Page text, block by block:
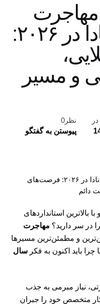
مهاجرت
تحصیلی به کانادا در ۲۰۲۶:
و مسیر
نظر0
پیوستن به گفتگو
راهنمای کامل مهاجرت تحصیلی به کانادا در ۲۰۲۶: فرصت‌های
دائم
بالاترین استانداردهای
در سر دارید؟ مهاجرت
و مطمئن‌ترین مسیرها
باید اکنون به فکر سال
نیاز مبرمی به جذب
کار متخصص خود را جبران